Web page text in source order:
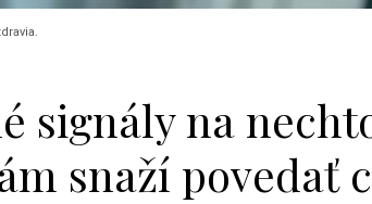
signály na
snaží povedať